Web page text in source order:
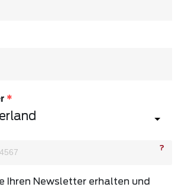
?
Ihren Newsletter erhalten und